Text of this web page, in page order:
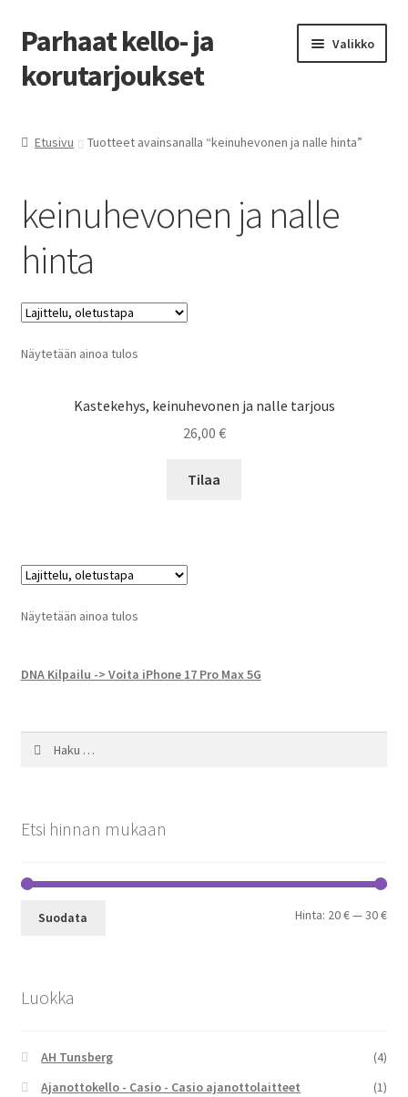
Siirry
navigointiin
Siirry
sisältöön
Parhaat kello- ja
korutarjoukset
Valikko
Etusivu Tuotteet avainsanalla “keinuhevonen ja nalle hinta”
keinuhevonen ja nalle
hinta
Näytetään ainoa tulos
Kastekehys, keinuhevonen ja nalle tarjous
26,00 €
Tilaa
Näytetään ainoa tulos
DNA Kilpailu -> Voita iPhone 17 Pro Max 5G
Etsi hinnan mukaan
Suodata Hinta: 20 €—30 €
Luokka
AH Tunsberg
(4)
Ajanottokello - Casio - Casio ajanottolaitteet
(1)